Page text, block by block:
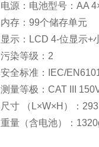
电源：电池型号：AA
内存：99个储存单元
显示：LCD 4-位显示+
污染等级：2
安全标准：IEC/
测量等极：CAT III
尺寸 （L×W×H）：
重量（含电池）：